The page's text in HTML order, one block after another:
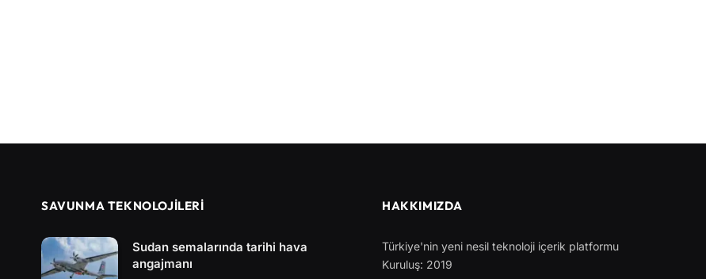
SAVUNMA TEKNOLOJİLERİ
Sudan semalarında tarihi hava
angajmanı
HAKKIMIZDA
Türkiye'nin yeni nesil teknoloji içerik platformu
Kuruluş: 2019